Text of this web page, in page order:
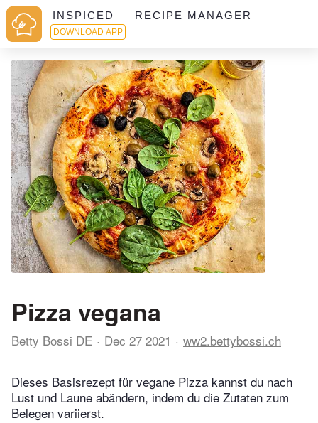
INSPICED — RECIPE MANAGER
DOWNLOAD APP
Pizza vegana
Betty Bossi DE Dec 27 2021 ww2.bettybossi.ch
Dieses Basisrezept für vegane Pizza kannst du nach
Lust und Laune abändern, indem du die Zutaten zum
Belegen variierst.